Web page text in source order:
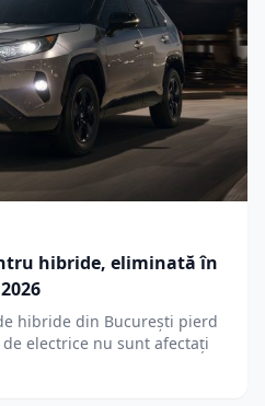
hibride, eliminată în
hibride din București pierd
electrice nu sunt afectați